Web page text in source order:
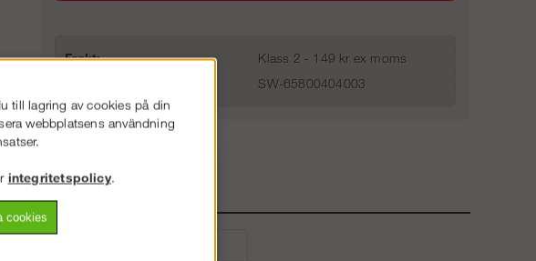
Frakt:
Klass 2 - 149 kr ex moms
SW-65800404003
till lagring av cookies på din
webbplatsens användning
integritetspolicy.
cookies